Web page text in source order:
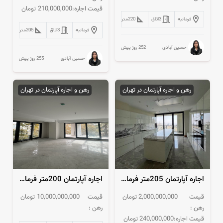
فرمانیه 3اتاق 220متر
حسین آبادی 252 روز پیش
قیمت اجاره:210,000,000 تومان
فرمانیه 3اتاق 205متر
حسین آبادی 255 روز پیش
رهن و اجاره آپارتمان در تهران
اجاره آپارتمان 205متر فرمانیه پلان‌تفکیکی فول‌مشاعات
قیمت
رهن :
2,000,000,000تومان
قیمت اجاره:240,000,000تومان
رهن و اجاره آپارتمان در تهران
اجاره آپارتمان 200متر فرمانیه تکواحدی کلیدنخورده
قیمت
رهن :
10,000,000,000 تومان